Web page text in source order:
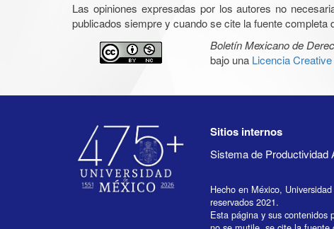
Las opiniones expresadas por los autores no
publicados siempre y cuando se cite la fuente
Boletín Mexicano de
bajo una Licencia
Sitios internos
Sistema de Productividad
Hecho en México,
reservados 2021.
Esta página y sus contenidos